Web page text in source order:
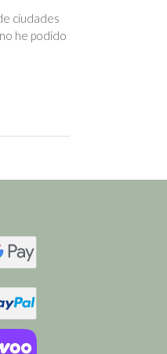
ciudades
he podido